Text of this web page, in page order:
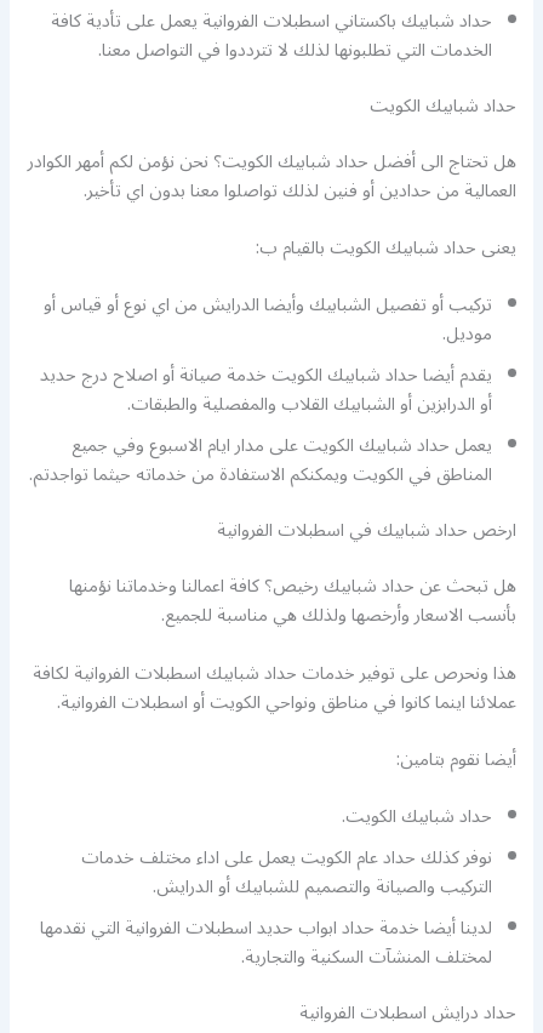
حداد شبابيك باكستاني اسطبلات الفروانية يعمل على تأدية كافة
الخدمات التي تطلبونها لذلك لا تترددوا في التواصل معنا.
حداد شبابيك الكويت
هل تحتاج الى أفضل حداد شبابيك الكويت؟ نحن نؤمن لكم أمهر الكوادر
العمالية من حدادين أو فنين لذلك تواصلوا معنا بدون اي تأخير.
يعنى حداد شبابيك الكويت بالقيام ب:
تركيب أو تفصيل الشبابيك وأيضا الدرايش من اي نوع أو قياس أو
موديل.
يقدم أيضا حداد شبابيك الكويت خدمة صيانة أو اصلاح درج حديد
أو الدرابزين أو الشبابيك القلاب والمفصلية والطبقات.
يعمل حداد شبابيك الكويت على مدار ايام الاسبوع وفي جميع
المناطق في الكويت ويمكنكم الاستفادة من خدماته حيثما تواجدتم.
ارخص حداد شبابيك في اسطبلات الفروانية
هل تبحث عن حداد شبابيك رخيص؟ كافة اعمالنا وخدماتنا نؤمنها
بأنسب الاسعار وأرخصها ولذلك هي مناسبة للجميع.
هذا ونحرص على توفير خدمات حداد شبابيك اسطبلات الفروانية لكافة
عملائنا اينما كانوا في مناطق ونواحي الكويت أو اسطبلات الفروانية.
أيضا نقوم بتامين:
حداد شبابيك الكويت.
نوفر كذلك حداد عام الكويت يعمل على اداء مختلف خدمات
التركيب والصيانة والتصميم للشبابيك أو الدرايش.
لدينا أيضا خدمة حداد ابواب حديد اسطبلات الفروانية التي نقدمها
لمختلف المنشآت السكنية والتجارية.
حداد درايش اسطبلات الفروانية